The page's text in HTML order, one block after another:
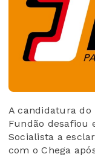
A candidatura do
Fundão desafiou
Socialista a
com o Chega